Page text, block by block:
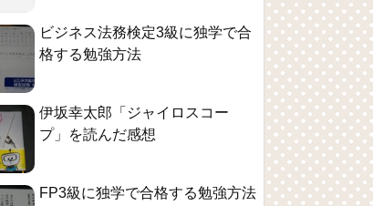
ビジネス法務検定3級に独学で合
格する勉強方法
伊坂幸太郎「ジャイロスコー
プ」を読んだ感想
FP3級に独学で合格する勉強方法